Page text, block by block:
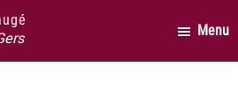
Menu